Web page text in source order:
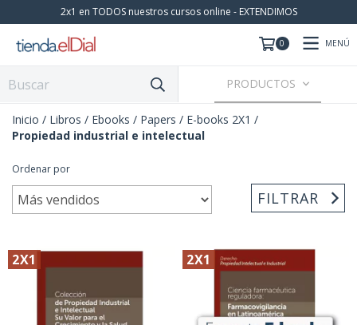
2x1 en TODOS nuestros cursos online - EXTENDIMOS
0 MENÚ
PRODUCTOS
Inicio / Libros / Ebooks / Papers / E-books 2X1 /
Propiedad industrial e intelectual
Ordenar por
FILTRAR
2X1 2X1